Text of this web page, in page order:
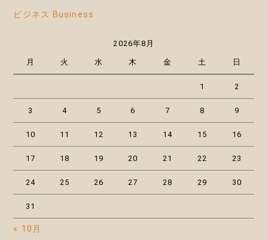
ビジネス Business
2026年8月
月 火 水 木 金 土 日
1 2
3 4 5 6 7 8 9
10 11 12 13 14 15 16
17 18 19 20 21 22 23
24 25 26 27 28 29 30
31
« 10月